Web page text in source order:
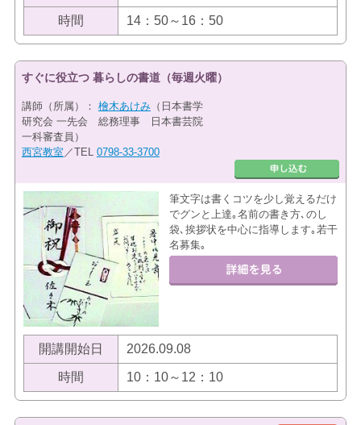
時間 14：50～16：50
すぐに役立つ 暮らしの書道（毎週火曜）
講師（所属）： 檜木あけみ（日本書学
研究会 一先会 総務理事 日本書芸院
一科審査員）
西宮教室 ／TEL 0798-33-3700
筆文字は書くコツを少し覚えるだけ
でグンと上達｡名前の書き方､のし
袋､挨拶状を中心に指導します｡若干
名募集｡
開講開始日 2026.09.08
時間 10：10～12：10